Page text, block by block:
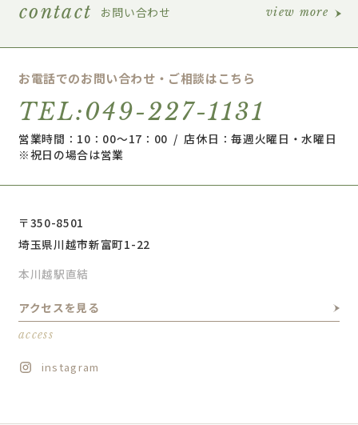
contact お問い合わせ view more
お電話でのお問い合わせ・ご相談はこちら
TEL:049-227-1131
営業時間：10：00～17：00 / 店休日：毎週火曜日・水曜日
※祝日の場合は営業
〒350-8501
埼玉県川越市新富町1-22
本川越駅直結
アクセスを見る
access
instagram